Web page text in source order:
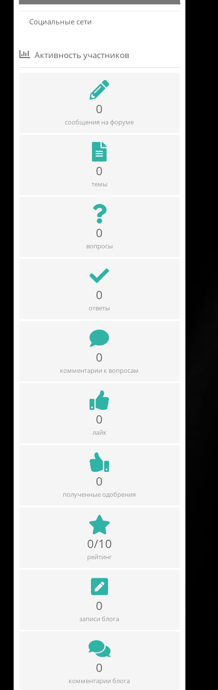
Социальные сети
Активность участников
0
сообщения на форуме
0
темы
0
вопросы
0
ответы
0
комментарии к вопросам
0
лайк
0
полученные одобрения
0/10
рейтинг
0
записи блога
0
комментарии блога